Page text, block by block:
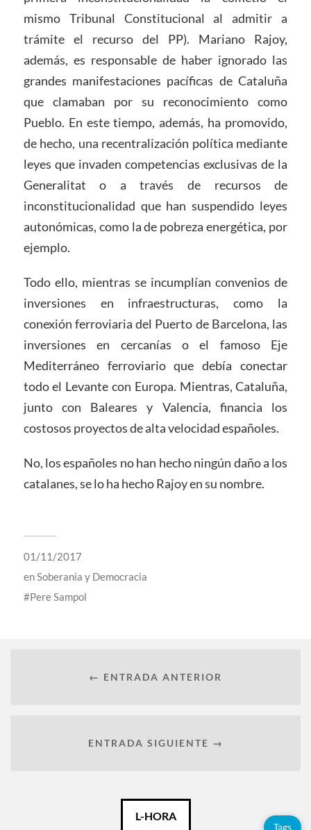
mismo Tribunal Constitucional al admitir a
trámite el recurso del PP). Mariano Rajoy,
además, es responsable de haber ignorado las
grandes manifestaciones pacíficas de Cataluña
que clamaban por su reconocimiento como
Pueblo. En este tiempo, además, ha promovido,
de hecho, una recentralización política mediante
leyes que invaden competencias exclusivas de la
Generalitat o a través de recursos de
inconstitucionalidad que han suspendido leyes
autonómicas, como la de pobreza energética, por
ejemplo.
Todo ello, mientras se incumplían convenios de
inversiones en infraestructuras, como la
conexión ferroviaria del Puerto de Barcelona, ​​las
inversiones en cercanías o el famoso Eje
Mediterráneo ferroviario que debía conectar
todo el Levante con Europa. Mientras, Cataluña,
junto con Baleares y Valencia, financia los
costosos proyectos de alta velocidad españoles.
No, los españoles no han hecho ningún daño a los
catalanes, se lo ha hecho Rajoy en su nombre.
01/11/2017
enSoberania y Democracia
Pere Sampol
← ENTRADA ANTERIOR
ENTRADA SIGUIENTE →
L-HORA
Tags